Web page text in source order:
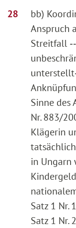
bb)
Anspruch
Streitfall
Sinne des
Nr. 883/
Klägerin
in Ungarn
Satz 1 Nr.
Satz 1 Nr.